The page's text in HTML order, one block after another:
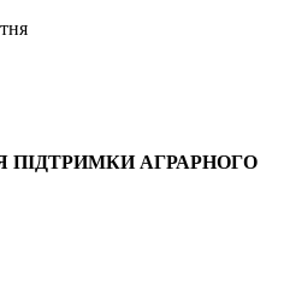
ПІДТРИМКИ АГРАРНОГО